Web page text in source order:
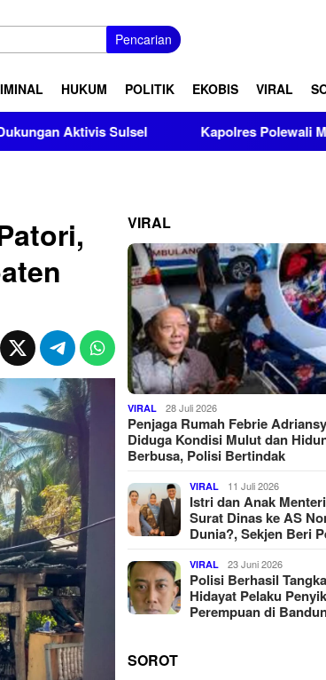
Pencarian
HUKUM POLITIK EKOBIS VIRAL
Sulsel Kapolres Polewali Mandar Turut
VIRAL
VIRAL 28 Juli 2026
Penjaga Rumah Febrie
Diduga Kondisi Mulut dan
Berbusa, Polisi Bertindak
VIRAL 11 Juli 2026
Istri dan Anak
Surat Dinas ke AS
Dunia?, Sekjen Beri
VIRAL 23 Juni 2026
Polisi Berhasil
Hidayat Pelaku
Perempuan di
SOROT